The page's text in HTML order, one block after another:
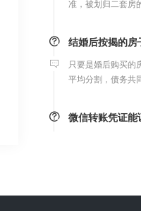
只要是婚后购买的
平均分割，债务共
出借人只提供微信
婚前协议的主要目